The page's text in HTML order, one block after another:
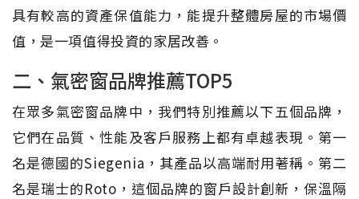
具有較高的資產保值能力，能提升整體房屋的市場價
值，是一項值得投資的家居改善。
二、氣密窗品牌推薦TOP5
在眾多氣密窗品牌中，我們特別推薦以下五個品牌，
它們在品質、性能及客戶服務上都有卓越表現。第一
名是德國的Siegenia，其產品以高端耐用著稱。第二
名是瑞士的Roto，這個品牌的窗戶設計創新，保溫隔